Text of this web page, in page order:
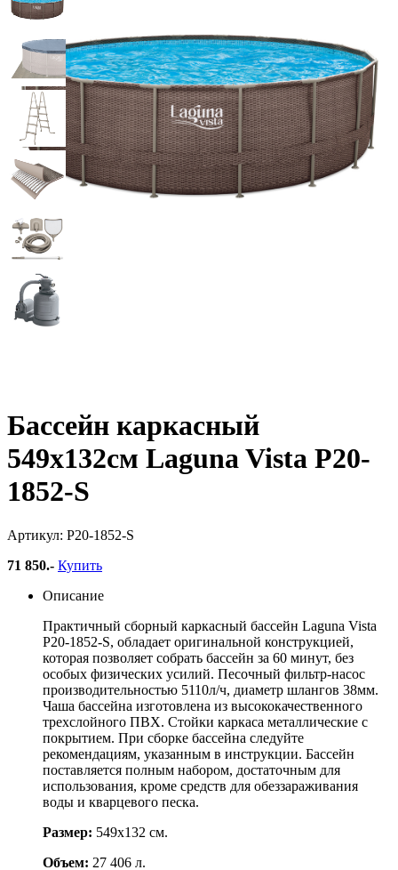
Бассейн каркасный
549х132см Laguna Vista Р20-
1852-S
Артикул: Р20-1852-S
71 850.- Купить
Описание
Практичный сборный каркасный бассейн Laguna Vista
Р20-1852-S, обладает оригинальной конструкцией,
которая позволяет собрать бассейн за 60 минут, без
особых физических усилий. Песочный фильтр-насос
производительностью 5110л/ч, диаметр шлангов 38мм.
Чаша бассейна изготовлена из высококачественного
трехслойного ПВХ. Стойки каркаса металлические с
покрытием. При сборке бассейна следуйте
рекомендациям, указанным в инструкции. Бассейн
поставляется полным набором, достаточным для
использования, кроме средств для обеззараживания
воды и кварцевого песка.
Размер: 549х132 см.
Объем: 27 406 л.